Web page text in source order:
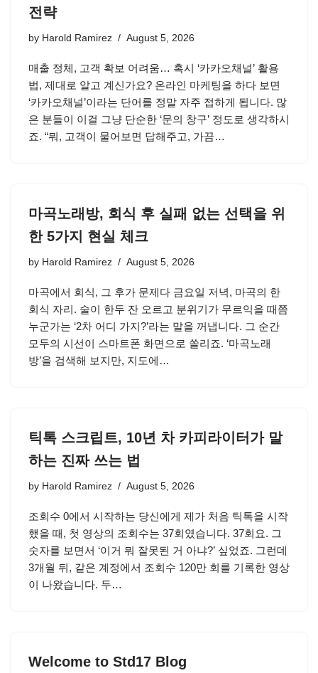
전략
by Harold Ramirez August 5, 2026
매출 정체, 고객 확보 어려움… 혹시 ‘카카오채널’ 활용
법, 제대로 알고 계신가요? 온라인 마케팅을 하다 보면
‘카카오채널’이라는 단어를 정말 자주 접하게 됩니다. 많
은 분들이 이걸 그냥 단순한 ‘문의 창구’ 정도로 생각하시
죠. “뭐, 고객이 물어보면 답해주고, 가끔…
마곡노래방, 회식 후 실패 없는 선택을 위
한 5가지 현실 체크
by Harold Ramirez August 5, 2026
마곡에서 회식, 그 후가 문제다 금요일 저녁, 마곡의 한
회식 자리. 술이 한두 잔 오르고 분위기가 무르익을 때쯤
누군가는 ‘2차 어디 가지?’라는 말을 꺼냅니다. 그 순간
모두의 시선이 스마트폰 화면으로 쏠리죠. ‘마곡노래
방’을 검색해 보지만, 지도에…
틱톡 스크립트, 10년 차 카피라이터가 말
하는 진짜 쓰는 법
by Harold Ramirez August 5, 2026
조회수 0에서 시작하는 당신에게 제가 처음 틱톡을 시작
했을 때, 첫 영상의 조회수는 37회였습니다. 37회요. 그
숫자를 보면서 ‘이거 뭐 잘못된 거 아냐?’ 싶었죠. 그런데
3개월 뒤, 같은 계정에서 조회수 120만 회를 기록한 영상
이 나왔습니다. 두…
Welcome to Std17 Blog